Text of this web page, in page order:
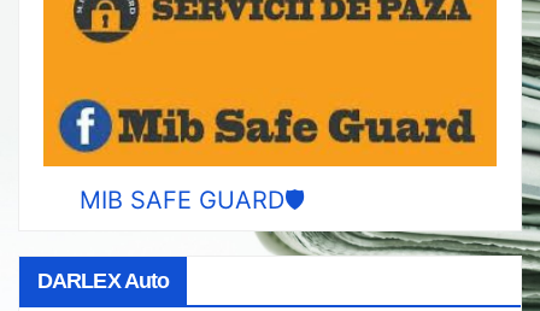
MIB SAFE GUARD🛡️
DARLEX Auto